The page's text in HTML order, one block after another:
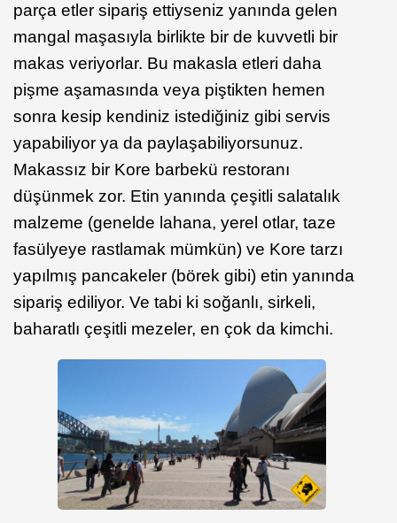
parça etler sipariş ettiyseniz yanında gelen
mangal maşasıyla birlikte bir de kuvvetli bir
makas veriyorlar. Bu makasla etleri daha
pişme aşamasında veya piştikten hemen
sonra kesip kendiniz istediğiniz gibi servis
yapabiliyor ya da paylaşabiliyorsunuz.
Makassız bir Kore barbekü restoranı
düşünmek zor. Etin yanında çeşitli salatalık
malzeme (genelde lahana, yerel otlar, taze
fasülyeye rastlamak mümkün) ve Kore tarzı
yapılmış pancakeler (börek gibi) etin yanında
sipariş ediliyor. Ve tabi ki soğanlı, sirkeli,
baharatlı çeşitli mezeler, en çok da kimchi.